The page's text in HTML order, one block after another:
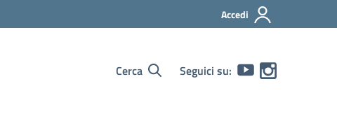
Accedi
Cerca Seguici su: